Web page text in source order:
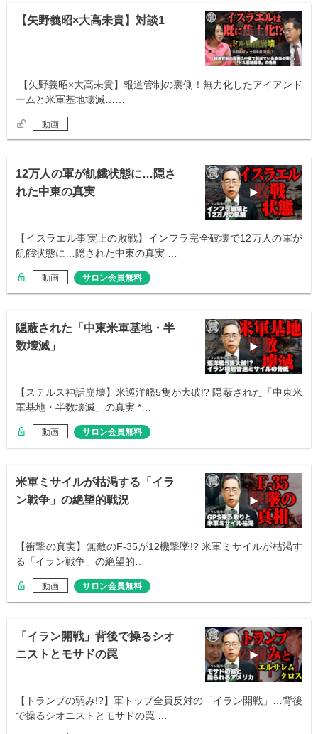
【矢野義昭×大高未貴】対談1
【矢野義昭×大高未貴】報道管制の裏側！無力化したアイアンド
ームと米軍基地壊滅……
動画
12万人の軍が飢餓状態に…隠さ
れた中東の真実
【イスラエル事実上の敗戦】インフラ完全破壊で12万人の軍が
飢餓状態に…隠された中東の真実 …
動画 サロン会員無料
隠蔽された「中東米軍基地・半
数壊滅」
【ステルス神話崩壊】米巡洋艦5隻が大破!? 隠蔽された「中東米
軍基地・半数壊滅」の真実 *…
動画 サロン会員無料
米軍ミサイルが枯渇する「イラ
ン戦争」の絶望的戦況
【衝撃の真実】無敵のF-35が12機撃墜!? 米軍ミサイルが枯渇す
る「イラン戦争」の絶望的…
動画 サロン会員無料
「イラン開戦」背後で操るシオ
ニストとモサドの罠
【トランプの弱み!?】軍トップ全員反対の「イラン開戦」…背後
で操るシオニストとモサドの罠 …